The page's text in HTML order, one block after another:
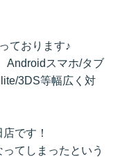
ております♪
Androidスマホ/タブ
3DS等幅広く対
です！
てしまったという